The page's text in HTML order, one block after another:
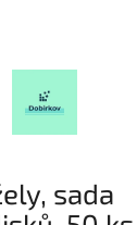
sada